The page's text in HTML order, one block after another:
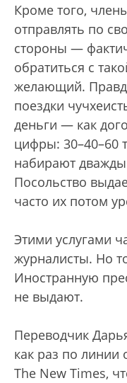
Кроме того,
отправлять по
стороны —
обратиться с
желающий.
поездки
деньги — как
цифры: 30–40–60
набирают
Посольство
часто их потом
Этими услугами
журналисты. Но
Иностранную
не выдают.
Переводчик
как раз по линии
The New Times,